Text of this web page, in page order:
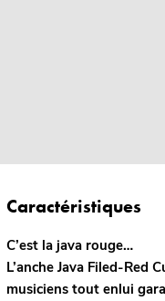
Caractéristiques
C’est la java rouge…
L’anche Java Filed-Red
musiciens tout enlui